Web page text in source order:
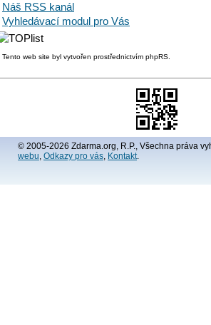
Náš RSS kanál
Vyhledávací modul pro Vás
Tento web site byl vytvořen prostřednictvím phpRS.
© 2005-2026 Zdarma.org, R.P., Všechna práva
webu Odkazy pro vás Kontakt.